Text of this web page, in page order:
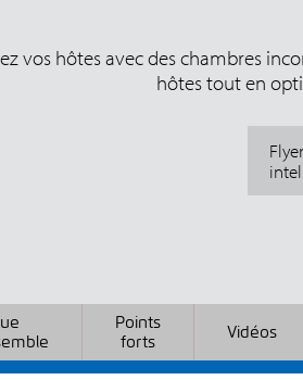
vos hôtes avec des chambres
hôtes tout en
Points
forts
Vidéos